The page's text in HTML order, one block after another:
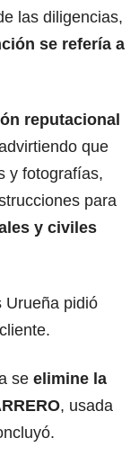
las diligencias,
se refería a
reputacional
que
y fotografías,
para
y civiles
Urueña pidió
se elimine la
, usada